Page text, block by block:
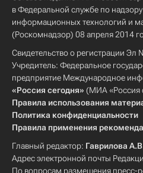
в Федеральной службе по
информационных технологий и
(Роскомнадзор) 08 апреля 2014
Свидетельство о регистрации
Учредитель: Федеральное
предприятие Международное
«Россия сегодня» (МИА «Россия
Правила использования
Политика конфиденциальности
Правила применения
Главный редактор: Гаврилова
Адрес электронной почты
По вопросам размещения пресс-